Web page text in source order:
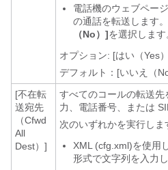
電話機のウェブページ
の通話を転送します
（No）]を選択します
オプション: [はい（Yes
デフォルト：[いいえ（
[不在転
送宛先
（Cfwd
All
Dest）]
すべてのコールの転送
力、電話番号、または
次のいずれかを実行しま
XML (cfg.xml)を使用
形式で文字列を入力し